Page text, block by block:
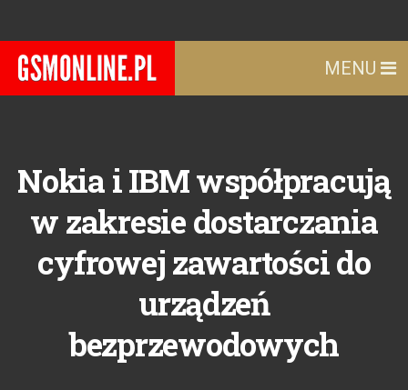
MENU
Nokia i IBM współpracują
w zakresie dostarczania
cyfrowej zawartości do
urządzeń
bezprzewodowych